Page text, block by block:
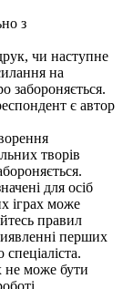
з
чи наступне
на
забороняється.
є автор
творів
для осіб
іграх може
правил
перших
не може бути